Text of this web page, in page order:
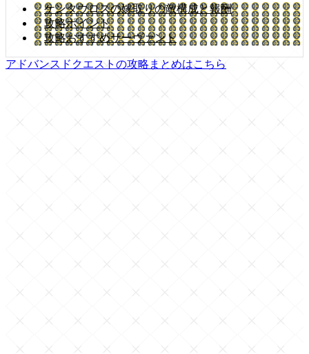
ケンタウロスの嫁取りの敵構成と報酬
攻略ポイント
攻略おすすめサーヴァント
アドバンスドクエストの攻略まとめはこちら